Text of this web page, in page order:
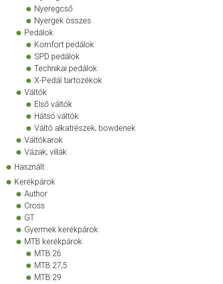
Nyeregcső
Nyergek összes
Pedálok
Komfort pedálok
SPD pedálok
Technikai pedálok
X-Pedál tartozékok
Váltók
Első váltók
Hátsó váltók
Váltó alkatrészek, bowdenek
Váltókarok
Vázak, villák
Használt
Kerékpárok
Author
Cross
GT
Gyermek kerékpárok
MTB kerékpárok
MTB 26
MTB 27,5
MTB 29